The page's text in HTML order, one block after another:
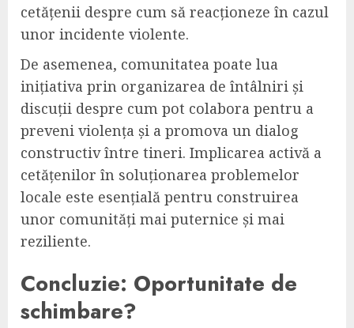
cetățenii despre cum să reacționeze în cazul
unor incidente violente.
De asemenea, comunitatea poate lua
inițiativa prin organizarea de întâlniri și
discuții despre cum pot colabora pentru a
preveni violența și a promova un dialog
constructiv între tineri. Implicarea activă a
cetățenilor în soluționarea problemelor
locale este esențială pentru construirea
unor comunități mai puternice și mai
reziliente.
Concluzie: Oportunitate de
schimbare?